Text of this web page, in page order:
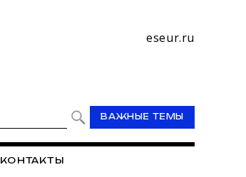
eseur.ru
ВАЖНЫЕ ТЕМЫ
КОНТАКТЫ